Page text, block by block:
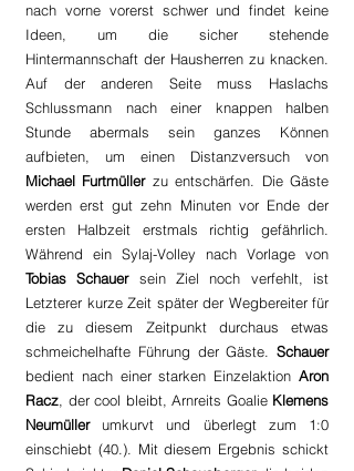
nach vorne vorerst schwer und findet keine
Ideen, um die sicher stehende
Hintermannschaft der Hausherren zu knacken.
Auf der anderen Seite muss Haslachs
Schlussmann nach einer knappen halben
Stunde abermals sein ganzes Können
Michael Furtmüller zu entschärfen. Die Gäste
werden erst gut zehn Minuten vor Ende der
ersten Halbzeit erstmals richtig gefährlich.
Tobias Schauer sein Ziel noch verfehlt, ist
Letzterer kurze Zeit später der Wegbereiter für
die zu diesem Zeitpunkt durchaus etwas
schmeichelhafte Führung der Gäste.
Schauer
bedient nach einer starken Einzelaktion Aron
Racz, der cool bleibt, Arnreits Goalie Klemens
Neumüller umkurvt und überlegt zum 1:0
einschiebt (40.). Mit diesem Ergebnis schickt